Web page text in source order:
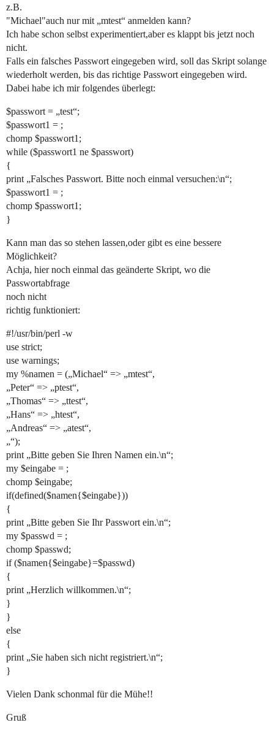
z.B.
"Michael"auch nur mit „mtest“ anmelden kann?
Ich habe schon selbst experimentiert,aber es klappt bis jetzt noch
nicht.
Falls ein falsches Passwort eingegeben wird, soll das Skript solange
wiederholt werden, bis das richtige Passwort eingegeben wird.
Dabei habe ich mir folgendes überlegt:
$passwort = „test“;
$passwort1 = ;
chomp $passwort1;
while ($passwort1 ne $passwort)
{
print „Falsches Passwort. Bitte noch einmal versuchen:\n“;
$passwort1 = ;
chomp $passwort1;
}
Kann man das so stehen lassen,oder gibt es eine bessere
Möglichkeit?
Achja, hier noch einmal das geänderte Skript, wo die
Passwortabfrage
noch nicht
richtig funktioniert:
#!/usr/bin/perl -w
use strict;
use warnings;
my %namen = („Michael“ => „mtest“,
„Peter“ => „ptest“,
„Thomas“ => „ttest“,
„Hans“ => „htest“,
„Andreas“ => „atest“,
„“);
print „Bitte geben Sie Ihren Namen ein.\n“;
my $eingabe = ;
chomp $eingabe;
if(defined($namen{$eingabe}))
{
print „Bitte geben Sie Ihr Passwort ein.\n“;
my $passwd = ;
chomp $passwd;
if ($namen{$eingabe}=$passwd)
{
print „Herzlich willkommen.\n“;
}
}
else
{
print „Sie haben sich nicht registriert.\n“;
}
Vielen Dank schonmal für die Mühe!!
Gruß